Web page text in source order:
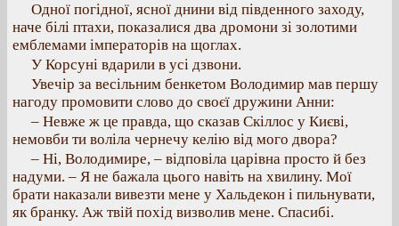
Одної погідної, ясної днини від південного заходу,
наче білі птахи, показалися два дромони зі золотими
емблемами імператорів на щоглах.
У Корсуні вдарили в усі дзвони.
Увечір за весільним бенкетом Володимир мав першу
нагоду промовити слово до своєї дружини Анни:
– Невже ж це правда, що сказав Скіллос у Києві,
немовби ти воліла чернечу келію від мого двора?
– Ні, Володимире, – відповіла царівна просто й без
надуми. – Я не бажала цього навіть на хвилину. Мої
брати наказали вивезти мене у Хальдекон і пильнувати,
як бранку. Аж твій похід визволив мене. Спасибі.